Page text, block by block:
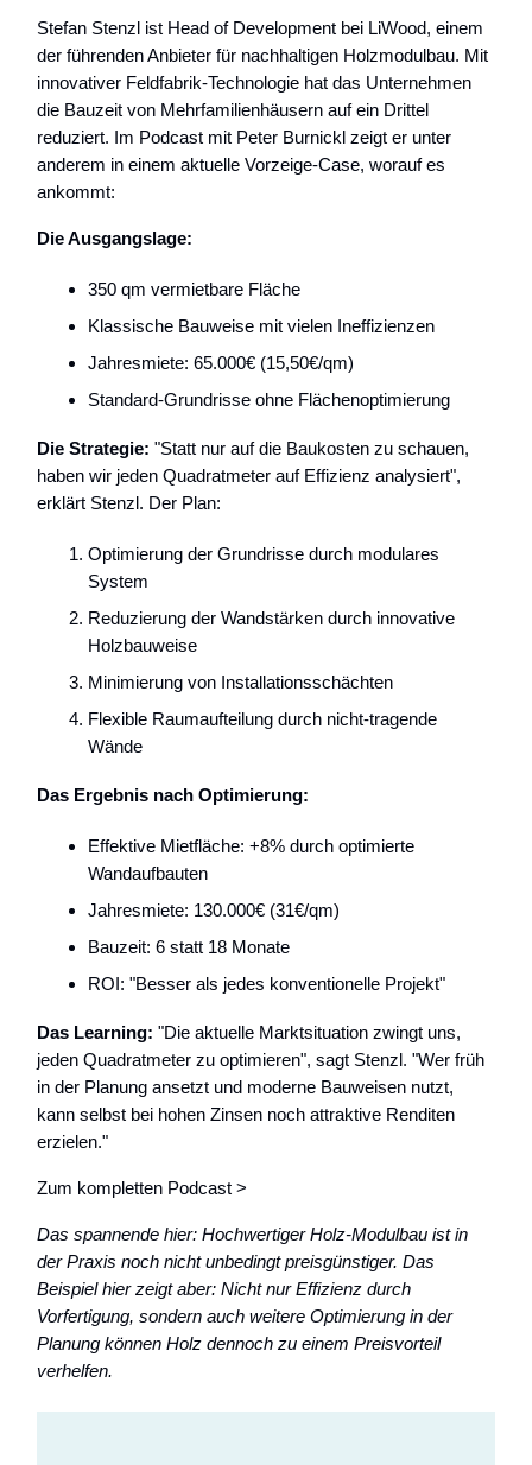
Stefan Stenzl ist Head of Development bei LiWood, einem
der führenden Anbieter für nachhaltigen Holzmodulbau. Mit
innovativer Feldfabrik-Technologie hat das Unternehmen
die Bauzeit von Mehrfamilienhäusern auf ein Drittel
reduziert. Im Podcast mit Peter Burnickl zeigt er unter
anderem in einem aktuelle Vorzeige-Case, worauf es
ankommt:
Die Ausgangslage:
350 qm vermietbare Fläche
Klassische Bauweise mit vielen Ineffizienzen
Jahresmiete: 65.000€ (15,50€/qm)
Standard-Grundrisse ohne Flächenoptimierung
Die Strategie: "Statt nur auf die Baukosten zu schauen,
haben wir jeden Quadratmeter auf Effizienz analysiert",
erklärt Stenzl. Der Plan:
Optimierung der Grundrisse durch modulares
System
Reduzierung der Wandstärken durch innovative
Holzbauweise
Minimierung von Installationsschächten
Flexible Raumaufteilung durch nicht-tragende
Wände
Das Ergebnis nach Optimierung:
Effektive Mietfläche: +8% durch optimierte
Wandaufbauten
Jahresmiete: 130.000€ (31€/qm)
Bauzeit: 6 statt 18 Monate
ROI: "Besser als jedes konventionelle Projekt"
Das Learning: "Die aktuelle Marktsituation zwingt uns,
jeden Quadratmeter zu optimieren", sagt Stenzl. "Wer früh
in der Planung ansetzt und moderne Bauweisen nutzt,
kann selbst bei hohen Zinsen noch attraktive Renditen
erzielen."
Zum kompletten Podcast >
Das spannende hier: Hochwertiger Holz-Modulbau ist in
der Praxis noch nicht unbedingt preisgünstiger. Das
Beispiel hier zeigt aber: Nicht nur Effizienz durch
Vorfertigung, sondern auch weitere Optimierung in der
Planung können Holz dennoch zu einem Preisvorteil
verhelfen.